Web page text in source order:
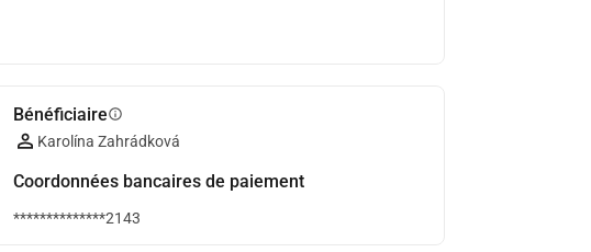
Bénéficiaireinfo
Karolína Zahrádková
Coordonnées bancaires de paiement
**************2143